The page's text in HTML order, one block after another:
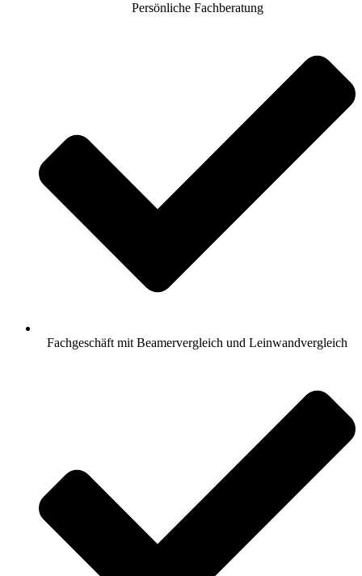
Persönliche Fachberatung
Fachgeschäft mit Beamervergleich und Leinwandvergleich